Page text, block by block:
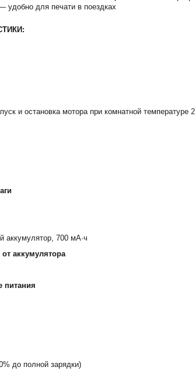
удобно для печати в поездках
и остановка мотора при комнатной температуре
аккумулятор, 700 мА·ч
аккумулятора
питания
до полной зарядки)